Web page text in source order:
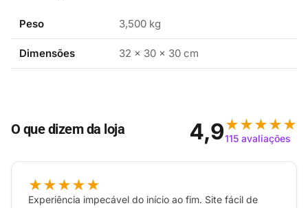
Peso 3,500 kg
Dimensões 32 × 30 × 30 cm
O que dizem da loja 4,9★★★★★
115 avaliações
★★★★★
Experiência impecável do início ao fim. Site fácil de